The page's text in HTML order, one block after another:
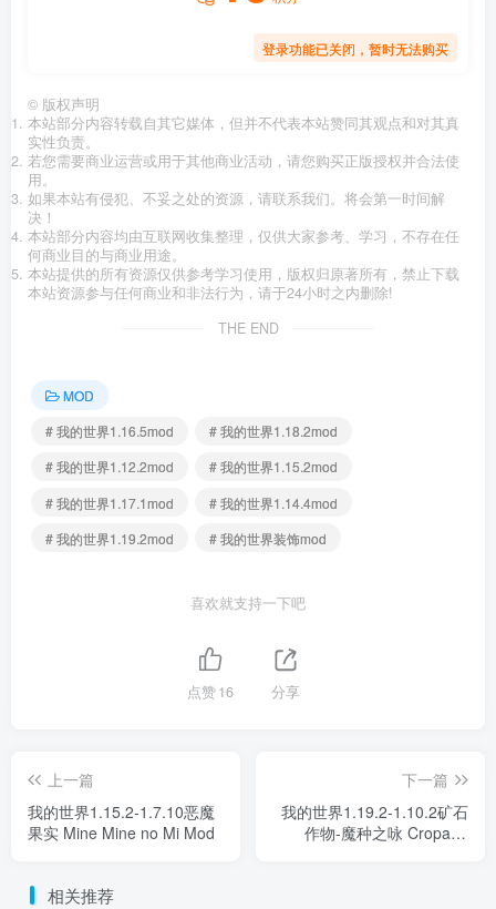
登录功能已关闭，暂时无法购买
© 版权声明
本站部分内容转载自其它媒体，但并不代表本站赞同其观点和对其真
实性负责。
若您需要商业运营或用于其他商业活动，请您购买正版授权并合法使
用。
如果本站有侵犯、不妥之处的资源，请联系我们。将会第一时间解
决！
本站部分内容均由互联网收集整理，仅供大家参考、学习，不存在任
何商业目的与商业用途。
本站提供的所有资源仅供参考学习使用，版权归原著所有，禁止下载
本站资源参与任何商业和非法行为，请于24小时之内删除!
THE END
MOD
# 我的世界1.16.5mod
# 我的世界1.18.2mod
# 我的世界1.12.2mod
# 我的世界1.15.2mod
# 我的世界1.17.1mod
# 我的世界1.14.4mod
# 我的世界1.19.2mod
# 我的世界装饰mod
喜欢就支持一下吧
点赞16 分享
上一篇
我的世界1.15.2-1.7.10恶魔
果实 Mine Mine no Mi Mod
下一篇
我的世界1.19.2-1.10.2矿石
作物-魔种之咏 Croparia
相关推荐